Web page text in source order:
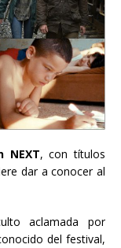
NEXT, con títulos
dar a conocer al
aclamada por
del festival,